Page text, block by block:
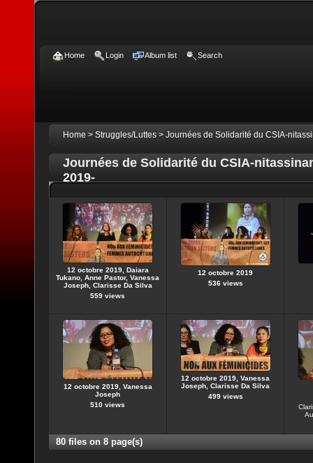
Home Login Album list Search
Home > Struggles/Luttes > Journées de Solidarité du CSIA-
Journées de Solidarité du CSIA-
2019-
12 octobre 2019, Daiara
Tukano, Anne Pastor, Vanessa
Joseph, Clarisse Da Silva
559 views
12 octobre 2019
536 views
12 octobre 2019, Vanessa
Joseph
510 views
12 octobre 2019, Vanessa
Joseph, Clarisse Da Silva
499 views
80 files on 8 page(s)